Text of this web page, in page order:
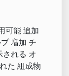
可能 追加
増加 チ
される オ
た 組成物